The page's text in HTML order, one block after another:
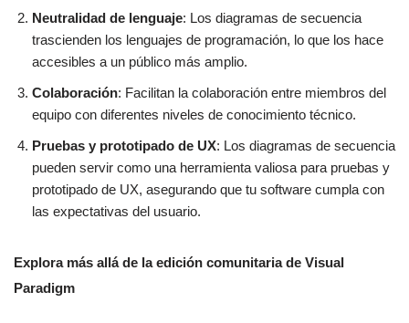
Neutralidad de lenguaje: Los diagramas de secuencia
trascienden los lenguajes de programación, lo que los hace
accesibles a un público más amplio.
Colaboración: Facilitan la colaboración entre miembros del
equipo con diferentes niveles de conocimiento técnico.
Pruebas y prototipado de UX: Los diagramas de secuencia
pueden servir como una herramienta valiosa para pruebas y
prototipado de UX, asegurando que tu software cumpla con
las expectativas del usuario.
Explora más allá de la edición comunitaria de Visual
Paradigm